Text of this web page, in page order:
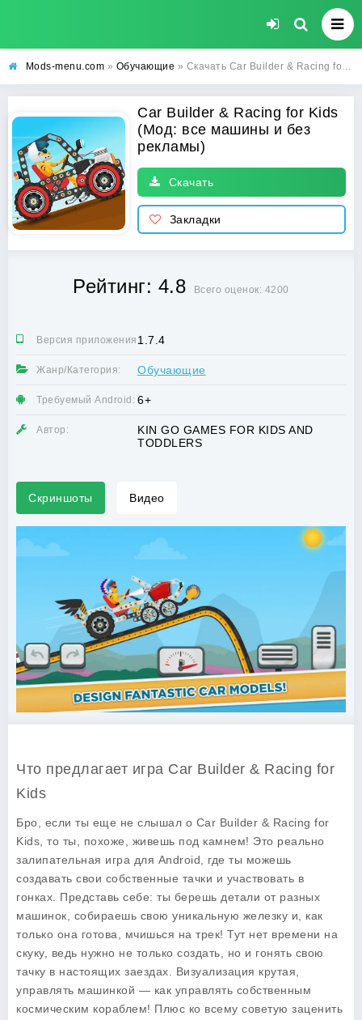
Mods-menu.com » Обучающие » Скачать Car Builder & Racing for Kids взлом на все машины и без рекламы на Андроид
Car Builder & Racing for Kids
(Мод: все машины и без
рекламы)
Скачать
Закладки
Рейтинг: 4.8 Всего оценок: 4200
Версия приложения:1.7.4
Жанр/Категория: Обучающие
Требуемый Android: 6+
Автор:
KIN GO GAMES FOR KIDS AND
TODDLERS
Скриншоты Видео
Что предлагает игра Car Builder & Racing for
Kids
Бро, если ты еще не слышал о Car Builder & Racing for
Kids , то ты, похоже, живешь под камнем! Это реально
залипательная игра для Android, где ты можешь
создавать свои собственные тачки и участвовать в
гонках. Представь себе: ты берешь детали от разных
машинок, собираешь свою уникальную железку и, как
только она готова, мчишься на трек! Тут нет времени на
скуку, ведь нужно не только создать, но и гонять свою
тачку в настоящих заездах. Визуализация крутая,
управлять машинкой — как управлять собственным
космическим кораблем! Плюс ко всему советую заценить